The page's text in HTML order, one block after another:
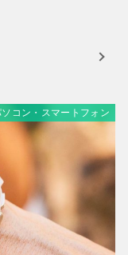
ソコン・スマートフォン